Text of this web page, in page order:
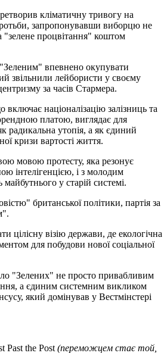
кліматичну тривогу на
запропонувавши виборцю не
процвітання" коштом
впевнено окупувати
звільнили лейбористи у своєму
за часів Стармера.
націоналізацію залізниць та
платою, виглядає для
радикальна утопія, а як єдиний
кризи вартості життя.
мовою протесту, яка резонує
інтелігенцією, і з молодим
у старій системі.
британської політики, партія за
цілісну візію держави, де екологічна
для побудови нової соціальної
"Зелених" не просто привабливим
а єдиним системним викликом
який домінував у Вестмінстері
Past the Post (переможцем стає той,